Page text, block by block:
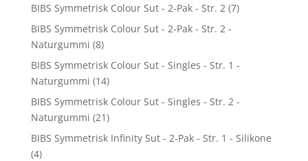
BIBS Symmetrisk Colour Sut - 2-Pak - Str. 2 (7)
BIBS Symmetrisk Colour Sut - 2-Pak - Str. 2 -
Naturgummi (8)
BIBS Symmetrisk Colour Sut - Singles - Str. 1 -
Naturgummi (14)
BIBS Symmetrisk Colour Sut - Singles - Str. 2 -
Naturgummi (21)
BIBS Symmetrisk Infinity Sut - 2-Pak - Str. 1 - Silikone
(4)